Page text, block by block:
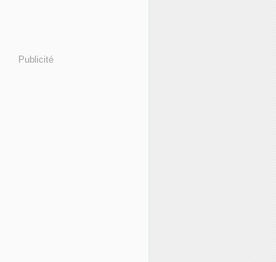
Publicité